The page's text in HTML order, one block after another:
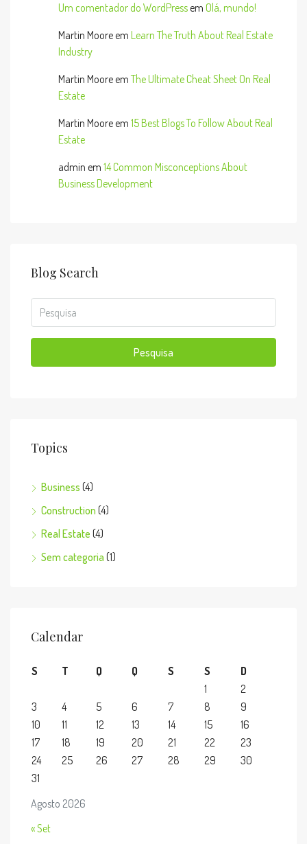
Um comentador do WordPressem Olá, mundo!
Martin Mooreem Learn The Truth About Real Estate
Industry
Martin MooreemThe Ultimate Cheat Sheet On Real
Estate
Martin Mooreem 15 Best Blogs To Follow About Real
Estate
admin em 14 Common Misconceptions About
Business Development
Blog Search
Pesquisa
Topics
Business (4)
Construction (4)
Real Estate (4)
Sem categoria (1)
Calendar
Agosto 2026
S T Q Q S S
D
1
2
3
4 5 6 7 8
9
10
11 12 13 14 15
16
17
18 19 20 21 22
23
24
25 26 27 28 29
30
31
« Set